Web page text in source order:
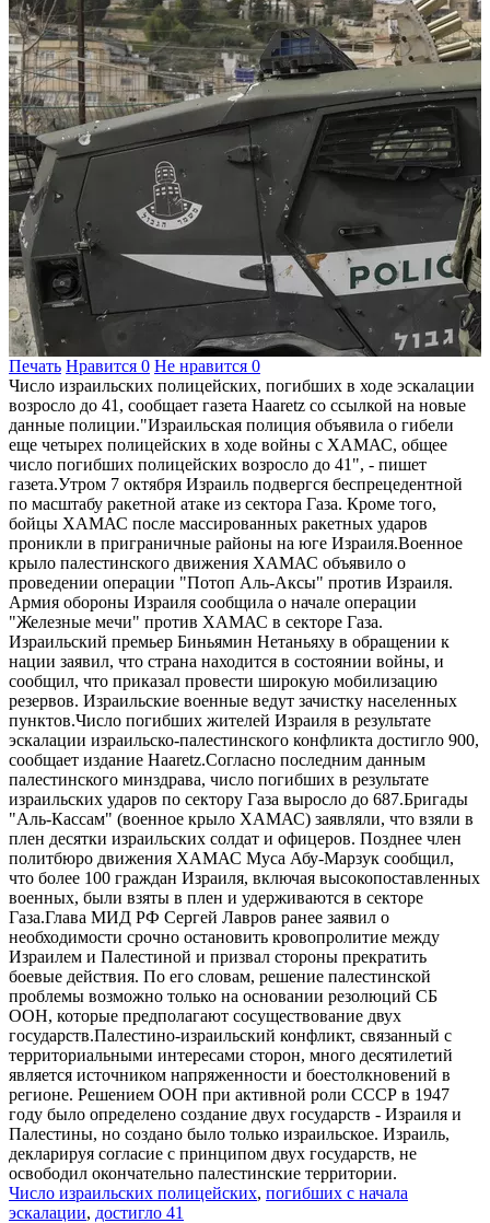
Печать Нравится 0 Не нравится 0
Число израильских полицейских, погибших в ходе эскалации
возросло до 41, сообщает газета Haaretz со ссылкой на новые
данные полиции."Израильская полиция объявила о гибели
еще четырех полицейских в ходе войны с ХАМАС, общее
число погибших полицейских возросло до 41", - пишет
газета.Утром 7 октября Израиль подвергся беспрецедентной
по масштабу ракетной атаке из сектора Газа. Кроме того,
бойцы ХАМАС после массированных ракетных ударов
проникли в приграничные районы на юге Израиля.Военное
крыло палестинского движения ХАМАС объявило о
проведении операции "Потоп Аль-Аксы" против Израиля.
Армия обороны Израиля сообщила о начале операции
"Железные мечи" против ХАМАС в секторе Газа.
Израильский премьер Биньямин Нетаньяху в обращении к
нации заявил, что страна находится в состоянии войны, и
сообщил, что приказал провести широкую мобилизацию
резервов. Израильские военные ведут зачистку населенных
пунктов.Число погибших жителей Израиля в результате
эскалации израильско-палестинского конфликта достигло 900,
сообщает издание Haaretz.Согласно последним данным
палестинского минздрава, число погибших в результате
израильских ударов по сектору Газа выросло до 687.Бригады
"Аль-Кассам" (военное крыло ХАМАС) заявляли, что взяли в
плен десятки израильских солдат и офицеров. Позднее член
политбюро движения ХАМАС Муса Абу-Марзук сообщил,
что более 100 граждан Израиля, включая высокопоставленных
военных, были взяты в плен и удерживаются в секторе
Газа.Глава МИД РФ Сергей Лавров ранее заявил о
необходимости срочно остановить кровопролитие между
Израилем и Палестиной и призвал стороны прекратить
боевые действия. По его словам, решение палестинской
проблемы возможно только на основании резолюций СБ
ООН, которые предполагают сосуществование двух
государств.Палестино-израильский конфликт, связанный с
территориальными интересами сторон, много десятилетий
является источником напряженности и боестолкновений в
регионе. Решением ООН при активной роли СССР в 1947
году было определено создание двух государств - Израиля и
Палестины, но создано было только израильское. Израиль,
декларируя согласие с принципом двух государств, не
освободил окончательно палестинские территории.
Число израильских полицейских, погибших с начала
эскалации, достигло 41